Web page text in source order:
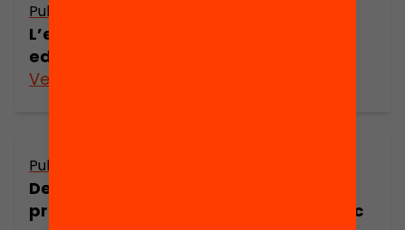
Publicació
L’emergència de la transformació
educativa
Veure’n més
Publicació
Desigualtats en l’accés a les
prestacions del sistema sanitari públic